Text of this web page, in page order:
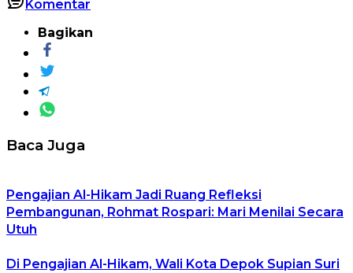
Komentar
Bagikan
Baca Juga
Pengajian Al-Hikam Jadi Ruang Refleksi
Pembangunan, Rohmat Rospari: Mari Menilai Secara
Utuh
Di Pengajian Al-Hikam, Wali Kota Depok Supian Suri